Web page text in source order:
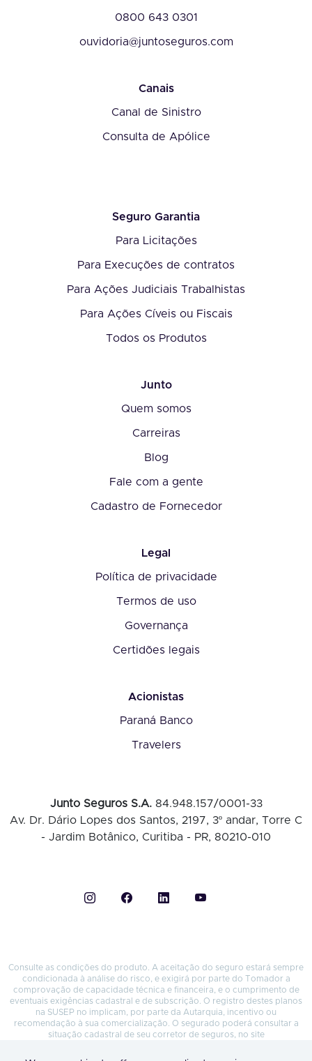
0800 643 0301
ouvidoria@juntoseguros.com
Canais
Canal de Sinistro
Consulta de Apólice
Seguro Garantia
Para Licitações
Para Execuções de contratos
Para Ações Judiciais Trabalhistas
Para Ações Cíveis ou Fiscais
Todos os Produtos
Junto
Quem somos
Carreiras
Blog
Fale com a gente
Cadastro de Fornecedor
Legal
Política de privacidade
Termos de uso
Governança
Certidões legais
Acionistas
Paraná Banco
Travelers
Junto Seguros S.A. 84.948.157/0001-33
Av. Dr. Dário Lopes dos Santos, 2197, 3º andar, Torre C
- Jardim Botânico, Curitiba - PR, 80210-010
Consulte as condições do produto. A aceitação do seguro estará sempre
condicionada à análise do risco, e exigirá por parte do Tomador a
comprovação de capacidade técnica e financeira, e o cumprimento de
eventuais exigências cadastral e de subscrição. O registro destes planos
na SUSEP no implicam, por parte da Autarquia, incentivo ou
recomendação à sua comercialização. O segurado poderá consultar a
situação cadastral de seu corretor de seguros, no site